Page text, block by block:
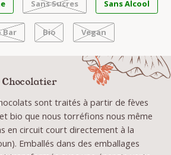
Sans Sucres Sans Alcool
Bar Bio Vegan
sont traités à partir de fèves
bio que nous torréfions nous même
en circuit court directement à la
Emballés dans des emballages